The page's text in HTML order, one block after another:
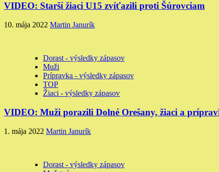
VIDEO: Starší žiaci U15 zvíťazili proti Šúrovciam
10. mája 2022 Martin Janurík
Dorast - výsledky zápasov
Muži
Prípravka - výsledky zápasov
TOP
Žiaci - výsledky zápasov
VIDEO: Muži porazili Dolné Orešany, žiaci a
1. mája 2022 Martin Janurík
Dorast - výsledky zápasov